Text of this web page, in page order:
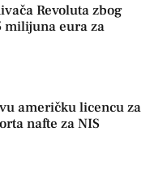
Revoluta zbog
milijuna eura za
američku licencu za
nafte za NIS